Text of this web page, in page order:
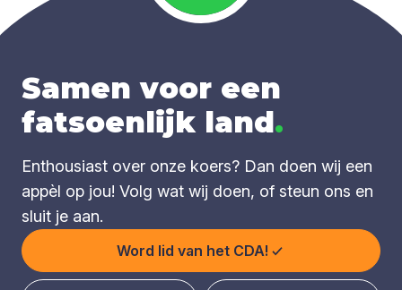
Samen voor een
fatsoenlijk land.
Enthousiast over onze koers? Dan doen wij een
appèl op jou! Volg wat wij doen, of steun ons en
sluit je aan.
Word lid van het CDA!